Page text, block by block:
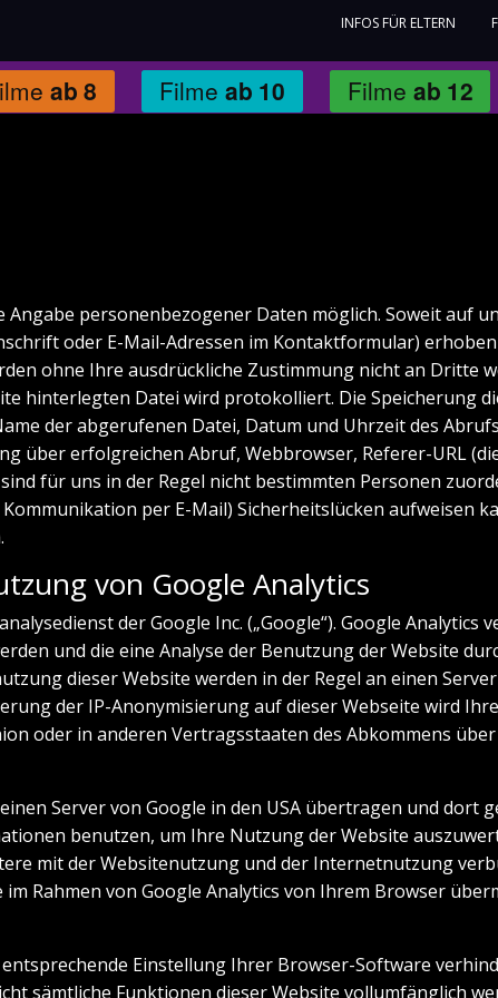
INFOS FÜR ELTERN
ab 8 Filme ab 10 Filme ab 12
personenbezogener Daten möglich. Soweit auf
oder E-Mail-Adressen im Kontaktformular)
ohne Ihre ausdrückliche Zustimmung nicht an Dritte
hinterlegten Datei wird protokolliert. Die Speicherung
der abgerufenen Datei, Datum und Uhrzeit des
über erfolgreichen Abruf, Webbrowser, Referer-URL
für uns in der Regel nicht bestimmten Personen
per E-Mail) Sicherheitslücken aufweisen
von Google Analytics
der Google Inc. („Google“). Google Analytics
und die eine Analyse der Benutzung der Website
dieser Website werden in der Regel an einen
der IP-Anonymisierung auf dieser Webseite wird
oder in anderen Vertragsstaaten des Abkommens
Server von Google in den USA übertragen und dort
benutzen, um Ihre Nutzung der Website
mit der Websitenutzung und der Internetnutzung
Rahmen von Google Analytics von Ihrem Browser
Einstellung Ihrer Browser-Software
sämtliche Funktionen dieser Website vollumfänglich